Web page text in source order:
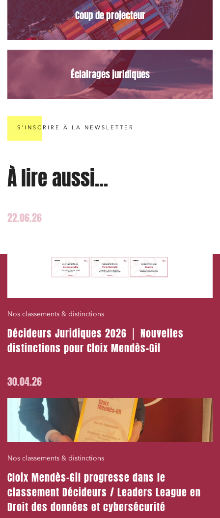
Coup de projecteur
Éclairages juridiques
S'INSCRIRE À LA NEWSLETTER
À lire aussi...
22.06.26
Nos classements & distinctions
Décideurs Juridiques 2026 ⎪ Nouvelles
distinctions pour Cloix Mendès-Gil
30.04.26
Nos classements & distinctions
Cloix Mendès-Gil progresse dans le
classement Décideurs / Leaders League en
Droit des données et cybersécurité
Règlement des litiges
Droit du numérique, données et conformité
Relations sociales et droit du travail
Services publics et collectivités
Commande publique
Droit des sociétés et Fusions-Acquisitions
J'ai lu et j'accepte la